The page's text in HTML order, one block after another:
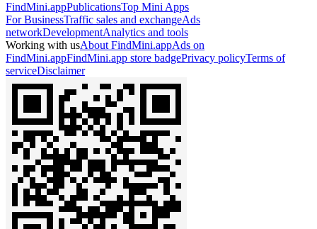
FindMini.appPublicationsTop Mini Apps
For BusinessTraffic sales and exchangeAds
networkDevelopmentAnalytics and tools
Working with usAbout FindMini.appAds on
FindMini.appFindMini.app store badgePrivacy policyTerms of
serviceDisclaimer